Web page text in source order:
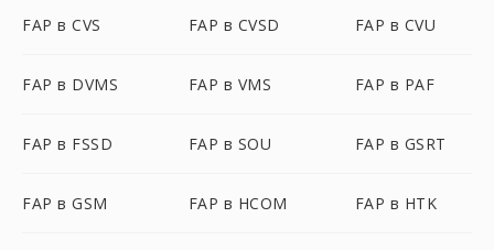
FAP в CVS FAP в CVSD FAP в CVU
FAP в DVMS FAP в VMS FAP в PAF
FAP в FSSD FAP в SOU FAP в GSRT
FAP в GSM FAP в HCOM FAP в HTK